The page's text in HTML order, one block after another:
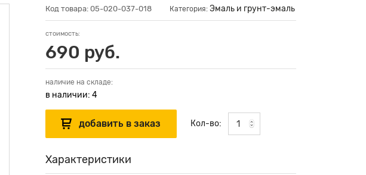
Код товара: 05-020-037-018 Категория: Эмаль и грунт-эмаль
стоимость:
690 руб.
наличие на складе:
в наличии: 4
Кол-во:
Характеристики